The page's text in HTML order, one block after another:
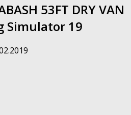
53FT DRY VAN
Simulator 19